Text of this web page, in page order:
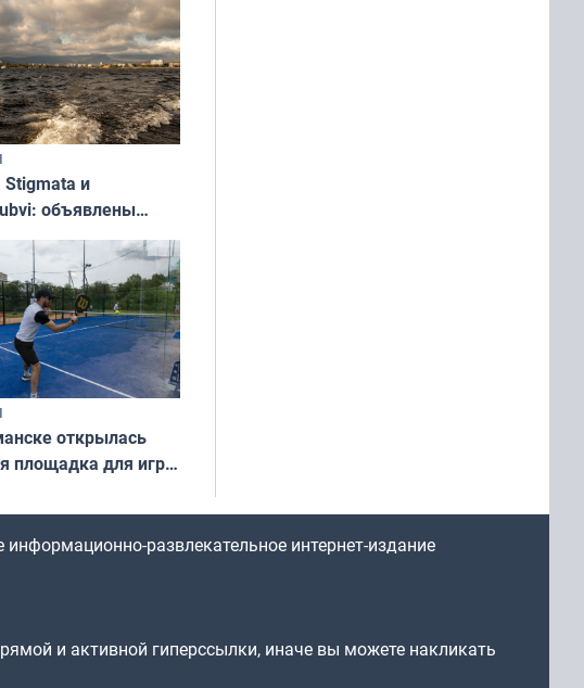
Stigmata и
объявлены
фестиваля
в 2026 года
открылась
площадка для игры
развлекательное интернет-издание
и активной гиперссылки, иначе вы можете накликать